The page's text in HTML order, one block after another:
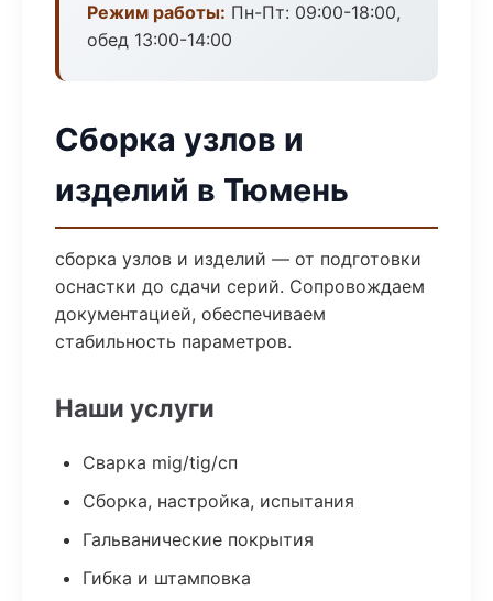
Режим работы: Пн-Пт: 09:00-18:00,
обед 13:00-14:00
Сборка узлов и
изделий в Тюмень
сборка узлов и изделий — от подготовки
оснастки до сдачи серий. Сопровождаем
документацией, обеспечиваем
стабильность параметров.
Наши услуги
Сварка mig/tig/сп
Сборка, настройка, испытания
Гальванические покрытия
Гибка и штамповка